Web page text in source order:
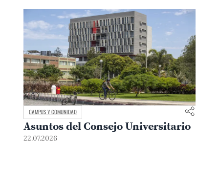
CAMPUS Y COMUNIDAD
Asuntos del Consejo Universitario
22.07.2026